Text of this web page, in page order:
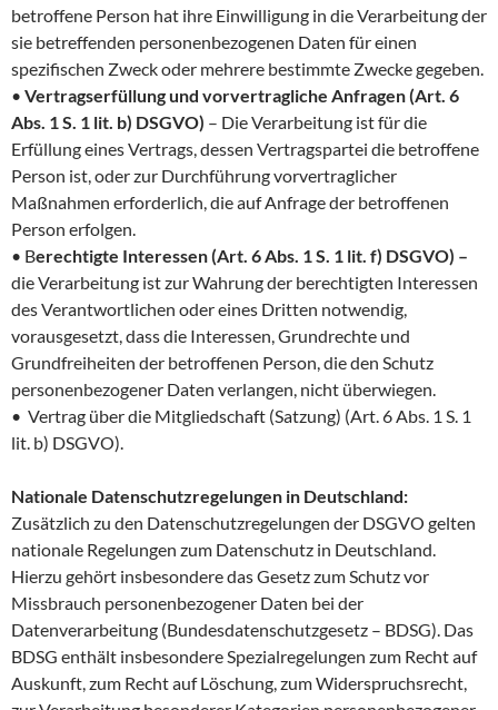
betroffene Person hat ihre Einwilligung in die Verarbeitung der
sie betreffenden personenbezogenen Daten für einen
spezifischen Zweck oder mehrere bestimmte Zwecke gegeben.
• Vertragserfüllung und vorvertragliche Anfragen (Art. 6
Abs. 1 S. 1 lit. b) DSGVO) – Die Verarbeitung ist für die
Erfüllung eines Vertrags, dessen Vertragspartei die betroffene
Person ist, oder zur Durchführung vorvertraglicher
Maßnahmen erforderlich, die auf Anfrage der betroffenen
Person erfolgen.
• Berechtigte Interessen (Art. 6 Abs. 1 S. 1 lit. f) DSGVO) –
die Verarbeitung ist zur Wahrung der berechtigten Interessen
des Verantwortlichen oder eines Dritten notwendig,
vorausgesetzt, dass die Interessen, Grundrechte und
Grundfreiheiten der betroffenen Person, die den Schutz
personenbezogener Daten verlangen, nicht überwiegen.
• Vertrag über die Mitgliedschaft (Satzung) (Art. 6 Abs. 1 S. 1
lit. b) DSGVO).
Nationale Datenschutzregelungen in Deutschland:
Zusätzlich zu den Datenschutzregelungen der DSGVO gelten
nationale Regelungen zum Datenschutz in Deutschland.
Hierzu gehört insbesondere das Gesetz zum Schutz vor
Missbrauch personenbezogener Daten bei der
Datenverarbeitung (Bundesdatenschutzgesetz – BDSG). Das
BDSG enthält insbesondere Spezialregelungen zum Recht auf
Auskunft, zum Recht auf Löschung, zum Widerspruchsrecht,